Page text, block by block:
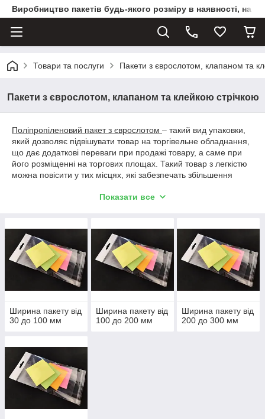
Виробництво пакетів будь-якого розміру в наявності, на
Товари та послуги Пакети з єврослотом, клапаном та
Пакети з єврослотом, клапаном та клейкою стрічкою
Поліпропіленовий пакет з єврослотом – такий вид упаковки,
який дозволяє підвішувати товар на торгівельне обладнання,
що дає додаткові переваги при продажі товару, а саме при
його розміщенні на торгових площах. Такий товар з легкістю
можна повісити у тих місцях, які забезпечать збільшення
або на рівні очей. Пакети з єврослотом можна
реалізації габаритного товару. Найчастіше такий вид пакету
застосовують при упаковці:
1. Текстильних виробів, носків та нижнього білизни.
2. Поліграфічної продукції та цифрових носіїв.
3. Ювелірних виробів та біжутерії.
4. Косметичних та парфумерних засобів.
5. Лікарських засобів.
6. Сувенірів.
МІНІМАЛЬНА КІЛЬКІСТЬ ЗАМОВЛЕННЯ - 10 тис.шт.!
Показати все
Ширина пакету від
30 до 100 мм
Ширина пакету від
100 до 200 мм
Ширина пакету від
200 до 300 мм